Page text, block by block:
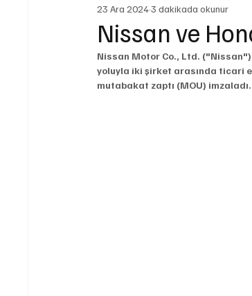
Yasal Düzenlemeler Teknoloji ve
Yakıt ve Batarya Teknolojileri İş
Nissan ve
23 Ara 20243 dakikada okunur
Nissan Motor Co., Ltd.
yoluyla iki şirket arasında ticari
mutabakat zaptı (MOU) imzaladı.